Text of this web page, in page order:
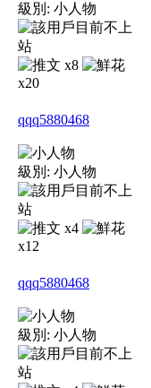
級別: 小人物
x8
x20
qqq5880468
級別: 小人物
x4
x12
qqq5880468
級別: 小人物